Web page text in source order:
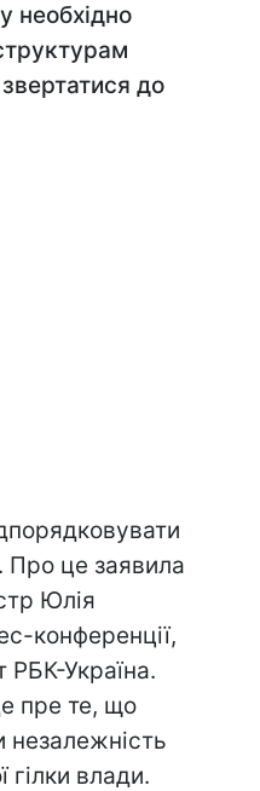
необхідно
до
Про це заявила
Юлія
конференції,
РБК-Україна.
пре те, що
незалежність
гілки влади.